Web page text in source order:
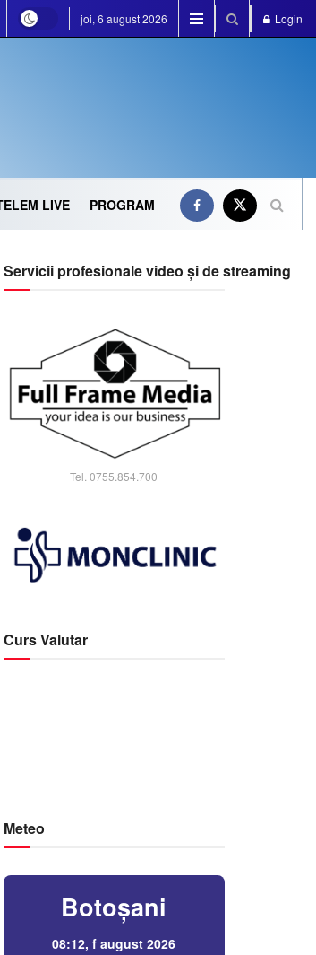
joi, 6 august 2026 Login
LIVE PROGRAM
Servicii profesionale video și de streaming
Tel. 0755.854.700
Curs Valutar
Meteo
Botoșani
08:12,f august 2026